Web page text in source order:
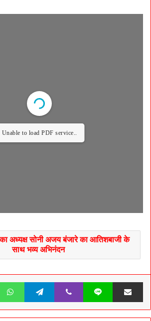
Unable to load PDF service..
अध्यक्ष सोनी अजय बंजारे का आतिशबाजी के
साथ भव्य अभिनंदन
WhatsApp Telegram Viber Line Share